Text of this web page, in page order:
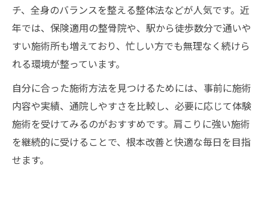
チ、全身のバランスを整える整体法などが人気です。近
年では、保険適用の整骨院や、駅から徒歩数分で通いや
すい施術所も増えており、忙しい方でも無理なく続けら
れる環境が整っています。
自分に合った施術方法を見つけるためには、事前に施術
内容や実績、通院しやすさを比較し、必要に応じて体験
施術を受けてみるのがおすすめです。肩こりに強い施術
を継続的に受けることで、根本改善と快適な毎日を目指
せます。